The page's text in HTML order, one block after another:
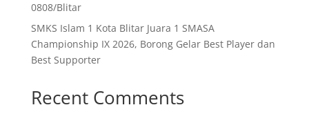
0808/Blitar
SMKS Islam 1 Kota Blitar Juara 1 SMASA
Championship IX 2026, Borong Gelar Best Player dan
Best Supporter
Recent Comments